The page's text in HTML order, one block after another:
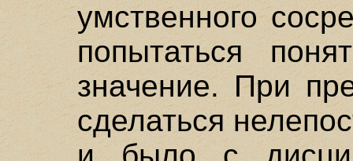
умственного
попытаться
значение. При
сделаться